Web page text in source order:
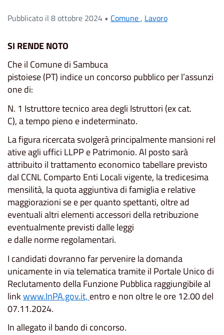
Pubblicato il 8 ottobre 2024 • Comune , Lavoro
SI RENDE NOTO
Che il Comune di Sambuca
pistoiese (PT) indice un concorso pubblico per l’assunzi
one di:
N. 1 Istruttore tecnico area degli Istruttori (ex cat.
C), a tempo pieno e indeterminato.
La figura ricercata svolgerà principalmente mansioni rel
ative agli uffici LLPP e Patrimonio. Al posto sarà
attribuito il trattamento economico tabellare previsto
dal CCNL Comparto Enti Locali vigente, la tredicesima
mensilità, la quota aggiuntiva di famiglia e relative
maggiorazioni se e per quanto spettanti, oltre ad
eventuali altri elementi accessori della retribuzione
eventualmente previsti dalle leggi
e dalle norme regolamentari.
I candidati dovranno far pervenire la domanda
unicamente in via telematica tramite il Portale Unico di
Reclutamento della Funzione Pubblica raggiungibile al
linkwww.InPA.gov.it, entro e non oltre le ore 12.00 del
07.11.2024.
In allegato il bando di concorso.